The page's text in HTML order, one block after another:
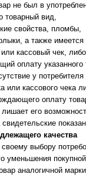
не был в
товарный вид,
свойства, пломбы,
а также имеется
кассовый чек,
оплату указанного
у потребителя
или кассового чека
оплату
его
качества
выбору
уменьшения
аналогичной марки